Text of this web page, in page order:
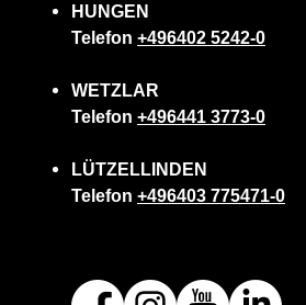
HUNGEN
Telefon +496402 5242-0
WETZLAR
Telefon +496441 3773-0
LÜTZELLINDEN
Telefon +496403 775471-0